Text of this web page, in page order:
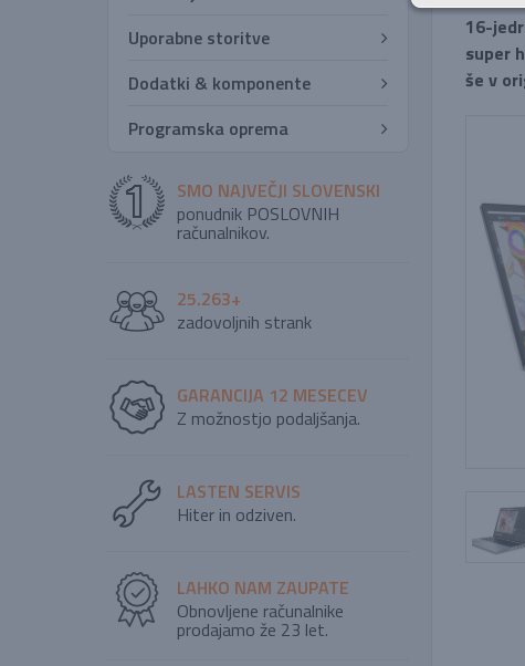
Uporabne storitve
Dodatki & komponente
Programska oprema
SMO NAJVEČJI SLOVENSKI
ponudnik POSLOVNIH
računalnikov.
25.263+
zadovoljnih strank
GARANCIJA 12 MESECEV
Z možnostjo podaljšanja.
LASTEN SERVIS
Hiter in odziven.
LAHKO NAM ZAUPATE
Obnovljene računalnike
prodajamo že 23 let.
16-
super
še v